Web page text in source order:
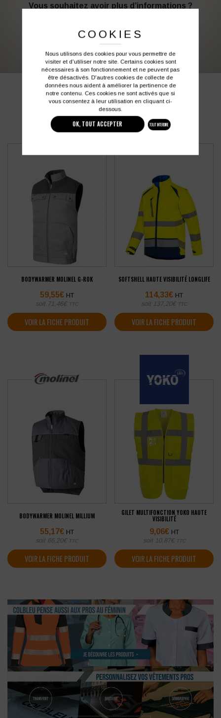
Vous souhaitez avoir plus d’informations ?
03 27 28 87 86 contact@colbleu.fr
PRODUITS SIMILAIRES
BODYWARMER MOLINEL G-ROK
59,55€ HT
soit 71,46€ TTC
VOIR LA FICHE PRODUIT
SOFTSHELL HAUTE VISIBILITÉ LONGLIFE
114,33€ HT
soit 137,20€ TTC
VOIR LA FICHE PRODUIT
BODYWARMER MOLINEL MILLIUM
55,17€ HT
soit 66,20€ TTC
VOIR LA FICHE PRODUIT
GILET MULTIFONCTION YOKO HAUTE
VISIBILITÉ
9,06€ HT
soit 10,87€ TTC
VOIR LA FICHE PRODUIT
COOKIES
Nous utilisons des cookies pour vous permettre de
visiter et d'utiliser notre site. Certains cookies sont
nécessaires à son fonctionnement et ne peuvent pas
être désactivés. D'autres cookies de collecte de
données nous aident à améliorer la pertinence de
notre contenu. Ces cookies ne sont activés que si
vous consentez à leur utilisation en cliquant ci-
dessous.
OK, TOUT ACCEPTER TOUT INTERDIRE